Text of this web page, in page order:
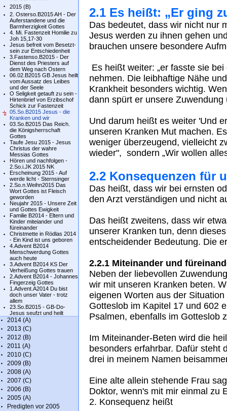
2015 (B)
2. Osterso.B2015 AH - Der
Auferstandene und die
Barmherzigkeit Gottes
4. Mi. Fastenzeit Homilie zu
Joh 15,17-30
Jesus befreit vom Besetzt-
sein zur Entschiedenheit
3.Fastenso.B2015 - Der
Dienst des Priesters auf
dem Weg nach Ostern
06.02.B2015 GB Jesus heilt
vom Aussatz des Leibes
und der Seele
O Seligkeit getauft zu sein -
Hirtenbrief von Erzibschof
Schick zur Fastenzeit
05.So.B2015 Jesus - die
Kranken und wir
03.So.B2015 Das Reich.
die Königsherrschaft
Gottes
Taufe Jesu 2015 - Jesus
Christus der wahre
Messias Gottes
Hören und nachfolgen -
2.So.i.JK 2015 NK
Erscheinung 2015 - Auf
werde licht - Sternsinger
2.So.n.Weihn2015 Das
Wort Gottes ist Fleisch
geworden
Neujahr 2015 - Unsere Zeit
und Gottes Ewigkeit
Familie B2014 - Eltern und
Kinder miteiander und
füreinander
Christmette in Rödlas 2014
- Ein Kind ist uns geboren
4.Advent B2014
Menschwerdung Gottes
auch heute
3.Advent B2014 KS Der
Verheißung Gottes trauen
2.Advent B2014 - Johannes
Fingerzeig Gottes
1.Advent.A2014 Du bist
doch unser Vater - trotz
allem
23.So.B2015 - GB-Do-
Jesus seufzt und heilt
2014 (A)
2013 (C)
2012 (B)
2011 (A)
2010 (C)
2009 (B)
2008 (A)
2007 (C)
2006 (B)
2005 (A)
Predigten vor 2005
2.1 Es heißt: „Er ging
Das bedeutet, dass wir nicht nur
Jesus werden zu ihnen gehen
brauchen unsere besondere
Es heißt weiter: „er fasste sie
nehmen. Die leibhaftige Nähe
Krankheit besonders wichtig.
dann spürt er unsere
Und darum heißt es weiter 'Und
unseren Kranken Mut machen.
weniger überzeugend, vielleicht
wieder", sondern „Wir wollen
2.2 Konsequenzen für
Das heißt, dass wir bei ernsten
den Arzt verständigen und nicht
Das heißt zweitens, dass wir
unserer Kranken tun, denn
entscheidender Bedeutung. Die
2.2.1 Miteinander und
Neben der liebevollen
wir mit unseren Kranken beten.
eigenen Worten aus der
Gotteslob im Kapitel 17 und 602
Psalmen, ebenfalls im Gotteslob
Im Miteinander-Beten wird die
besonders erfahrbar. Dafür steht
drei in meinem Namen
Eine alte allein stehende Frau
Doktor, wenn's mit mir einmal zu
2. Konsequenz heißt